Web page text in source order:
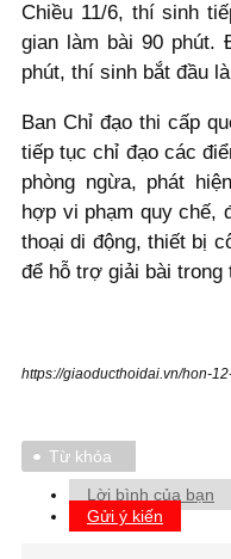
Chiều 11/6, thí sinh
gian làm bài 90
phút, thí sinh bắt đầu
Ban Chỉ đạo thi cấp
tiếp tục chỉ đạo các
phòng ngừa, phát
hợp vi phạm quy chế,
thoại di động, thiết bị
để hỗ trợ giải bài trong
https://giaoducthoidai.vn/hon-
Từ khóa
Lời bình của bạn
Gửi ý kiến